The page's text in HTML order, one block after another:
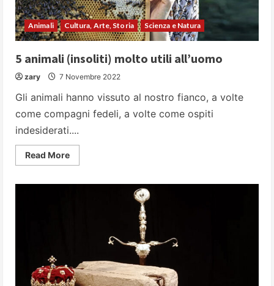
Animali Cultura, Arte, Storia Scienza e Natura
5 animali (insoliti) molto utili all’uomo
zary 7 Novembre 2022
Gli animali hanno vissuto al nostro fianco, a volte
come compagni fedeli, a volte come ospiti
indesiderati....
Read MoreRead
more